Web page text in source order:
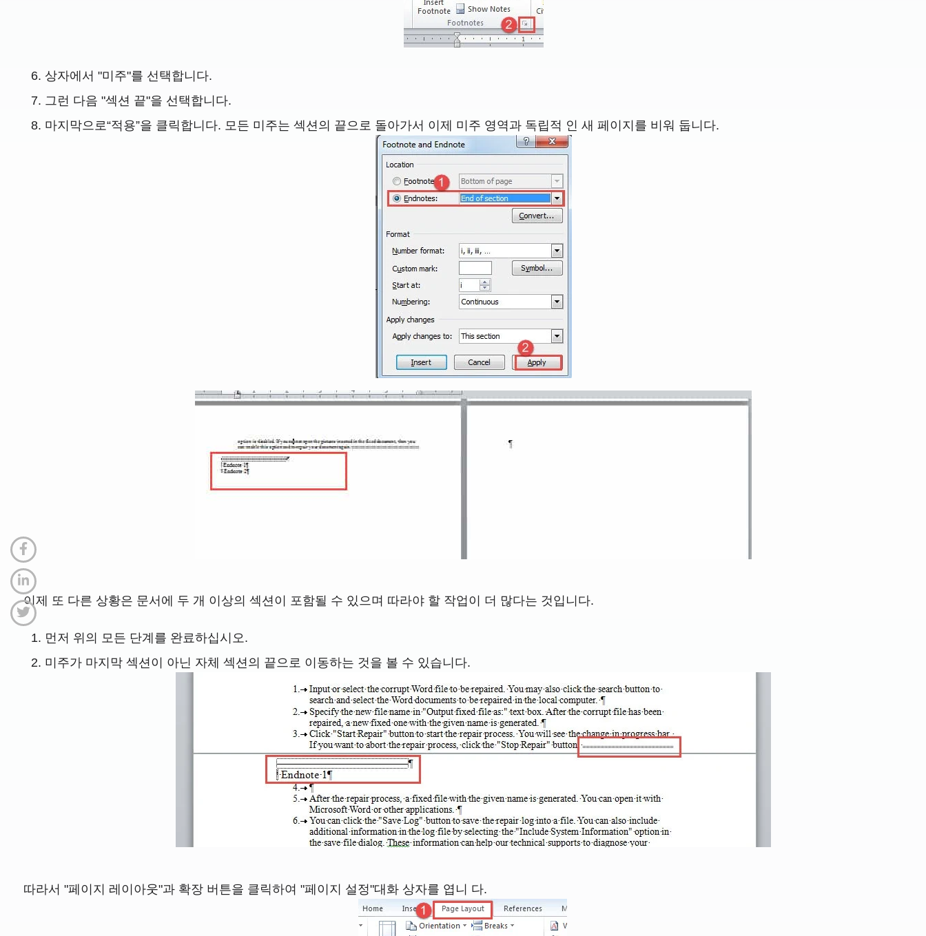
상자에서 "미주"를 선택합니다.
그런 다음 "섹션 끝"을 선택합니다.
마지막으로“적용”을 클릭합니다. 모든 미주는 섹션의 끝으로 돌아가서 이제 미주 영역과 독립적 인 새 페이지를 비워 둡니다.
이제 또 다른 상황은 문서에 두 개 이상의 섹션이 포함될 수 있으며 따라야 할 작업이 더 많다는 것입니다.
먼저 위의 모든 단계를 완료하십시오.
미주가 마지막 섹션이 아닌 자체 섹션의 끝으로 이동하는 것을 볼 수 있습니다.
따라서 "페이지 레이아웃"과 확장 버튼을 클릭하여 "페이지 설정"대화 상자를 엽니 다.